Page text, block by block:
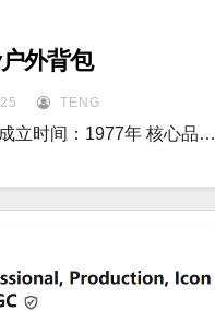
外背包
TENG
立时间：1977年 核心品…